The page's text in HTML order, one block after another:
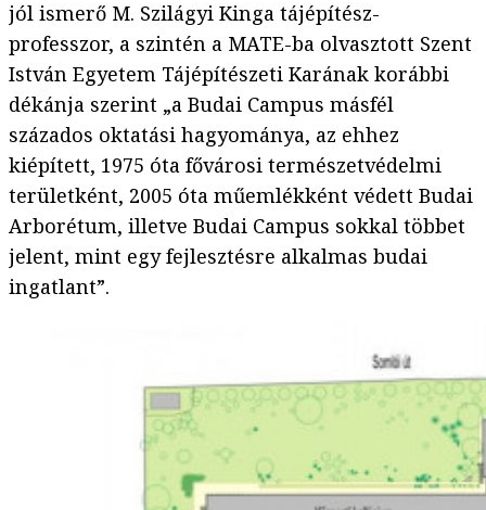
jól ismerő M. Szilágyi Kinga tájépítész-
professzor, a szintén a MATE-ba olvasztott Szent
István Egyetem Tájépítészeti Karának korábbi
dékánja szerint „a Budai Campus másfél
százados oktatási hagyománya, az ehhez
kiépített, 1975 óta fővárosi természetvédelmi
területként, 2005 óta műemlékként védett Budai
Arborétum, illetve Budai Campus sokkal többet
jelent, mint egy fejlesztésre alkalmas budai
ingatlant”.